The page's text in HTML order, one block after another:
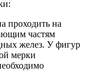
проходить на
частям
желез. У фигур
мерки